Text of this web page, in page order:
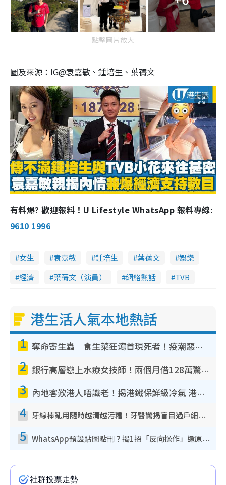
點擊圖片放大
圖及來源：IG@袁嘉敏、鍾培生、葉蒨文
有料爆? 歡迎報料！U Lifestyle WhatsApp 報料專線:
9610 1996
女生 袁嘉敏 鍾培生 葉蒨文
娛樂
經濟
葉蒨文（演員） 網絡熱話 TVB
港生活人氣本地熱話
1 奪命寄生蟲｜食生菜狂瀉首現死者！疫潮惡化錄1.8萬宗病例 揭洗菜3大謬誤
2 銀行高層戀上水療女技師！兩個月借128萬驚覺「沉船」沉落火海 揭背後疑似邪教操控賣淫
3 內地客歎港人唔識老！揭港鐵保鮮級冷氣 港人求放過：咪投訴
4 牙線棒亂用隨時越清越污糟！牙醫驚揭盲目過戶細菌恐致蛀牙：呢種先係日常真保養
5 WhatsApp預設貼圖點刪？揭1招「反向操作」還原簡潔介面 附3步實測教學